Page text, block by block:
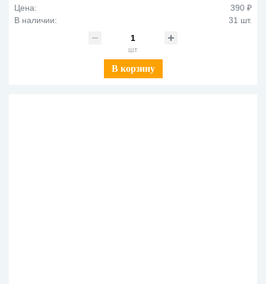
Цена:
390 ₽
В наличии:
31 шт.
шт
В корзину